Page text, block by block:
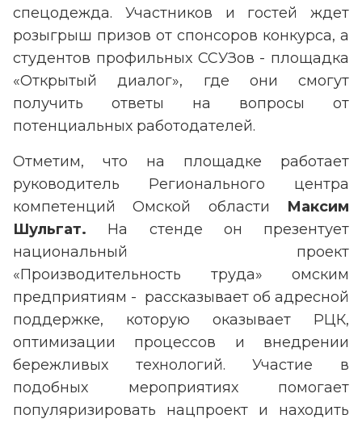
спецодежда. Участников и гостей ждет
розыгрыш призов от спонсоров конкурса, а
студентов профильных ССУЗов - площадка
«Открытый диалог», где они смогут
получить ответы на вопросы от
потенциальных работодателей.
Отметим, что на площадке работает
руководитель Регионального центра
компетенций Омской области Максим
Шульгат. На стенде он презентует
национальный проект
«Производительность труда» омским
предприятиям - рассказывает об адресной
поддержке, которую оказывает РЦК,
оптимизации процессов и внедрении
бережливых технологий. Участие в
подобных мероприятиях помогает
популяризировать нацпроект и находить